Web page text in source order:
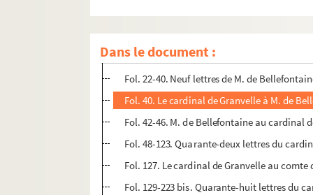
Dans le document :
Fol. 13 et 15. Le cardinal de Granvelle à M.
Fol. 17 et 19. Le cardinal de Granvelle à
Fol. 20. Le cardinal de Granvelle à M. de
Fol. 22-40. Neuf lettres de M. de
Fol. 40. Le cardinal de Granvelle à M. de
Fol. 42-46. M. de Bellefontaine au cardinal
Fol. 48-123. Quarante-deux lettres du
Fol. 127. Le cardinal de Granvelle au
Fol. 129-223 bis. Quarante-huit lettres du